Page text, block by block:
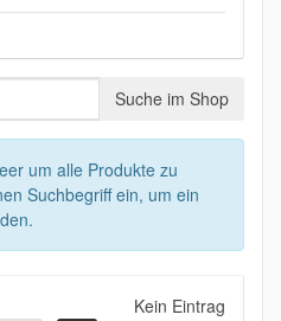
um alle Produkte zu
Suchbegriff ein, um ein
Kein Eintrag